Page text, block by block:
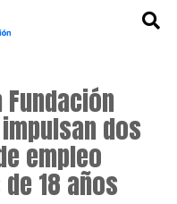
dos
empleo
18 años